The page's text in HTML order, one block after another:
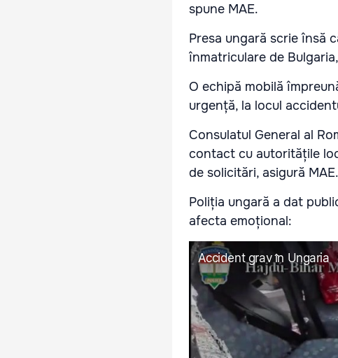
spune MAE.
Presa ungară scrie însă
înmatriculare de
O echipă mobilă
urgență, la locul
Consulatul General al
contact cu autoritățile
de solicitări, asigură MAE.
Poliția ungară a dat
afecta emoțional: